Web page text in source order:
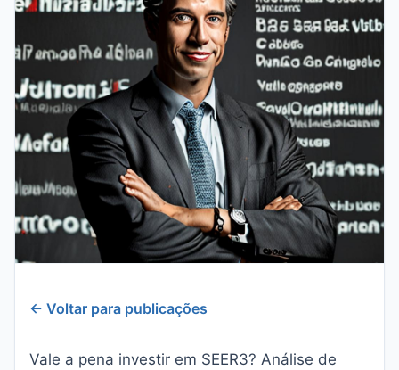
← Voltar para publicações
Vale a pena investir em SEER3? Análise de